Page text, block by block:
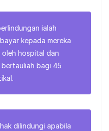
ialah
kepada mereka
hospital dan
bagi 45
dilindungi apabila